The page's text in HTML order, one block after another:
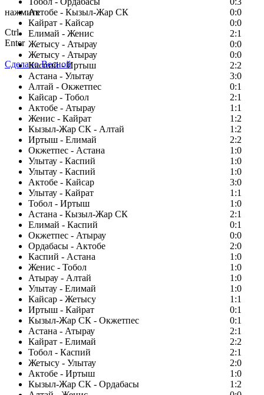
Актобе - Кызыл-Жар СК
0:0
Кайрат - Кайсар
0:0
Елимай - Женис
2:1
Жетысу - Атырау
0:0
Жетысу - Атырау
0:0
Каспий - Иртыш
2:2
Астана - Улытау
3:0
Алтай - Окжетпес
0:1
Кайсар - Тобол
2:1
Актобе - Атырау
1:1
Женис - Кайрат
1:2
Кызыл-Жар СК - Алтай
1:2
Иртыш - Елимай
2:2
Окжетпес - Астана
1:0
Улытау - Каспий
1:0
Улытау - Каспий
1:0
Актобе - Кайсар
3:0
Улытау - Кайрат
1:1
Тобол - Иртыш
1:0
Астана - Кызыл-Жар СК
2:1
Елимай - Каспий
0:1
Окжетпес - Атырау
0:0
Ордабасы - Актобе
2:0
Каспий - Астана
1:0
Женис - Тобол
1:0
Атырау - Алтай
1:0
Улытау - Елимай
1:0
Кайсар - Жетысу
1:1
Иртыш - Кайрат
0:1
Кызыл-Жар СК - Окжетпес
0:1
Астана - Атырау
2:1
Кайрат - Елимай
2:2
Тобол - Каспий
2:1
Жетысу - Улытау
2:0
Актобе - Иртыш
1:0
Кызыл-Жар СК - Ордабасы
1:2
нажмите
Ctrl
Enter
Сделано Весной